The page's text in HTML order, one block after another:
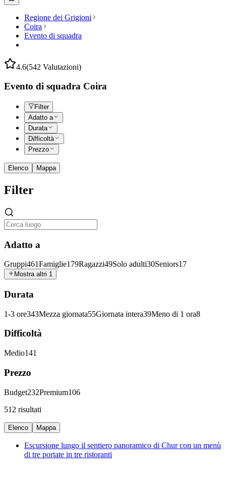
Regione dei Grigioni
Coira
Evento di squadra
4.6(542 Valutazioni)
Evento di squadra Coira
Filter
Adatto a
Durata
Difficoltà
Prezzo
Elenco Mappa
Filter
Adatto a
Gruppi461Famiglie179Ragazzi49Solo adulti30Seniors17
Mostra altri 1
Durata
1-3 ore343Mezza giornata55Giornata intera39Meno di 1 ora8
Difficoltà
Medio141
Prezzo
Budget232Premium106
512 risultati
Elenco Mappa
Escursione lungo il sentiero panoramico di Chur con un menù
di tre portate in tre ristoranti